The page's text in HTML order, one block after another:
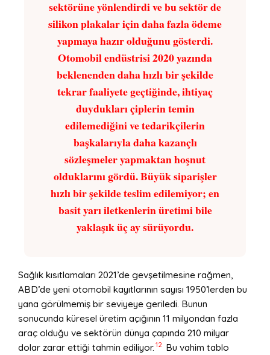
sektörüne yönlendirdi ve bu sektör de
silikon plakalar için daha fazla ödeme
yapmaya hazır olduğunu gösterdi.
Otomobil endüstrisi 2020 yazında
beklenenden daha hızlı bir şekilde
tekrar faaliyete geçtiğinde, ihtiyaç
duydukları çiplerin temin
edilemediğini ve tedarikçilerin
başkalarıyla daha kazançlı
sözleşmeler yapmaktan hoşnut
olduklarını gördü. Büyük siparişler
hızlı bir şekilde teslim edilemiyor; en
basit yarı iletkenlerin üretimi bile
yaklaşık üç ay sürüyordu.
Sağlık kısıtlamaları 2021’de gevşetilmesine rağmen,
ABD’de yeni otomobil kayıtlarının sayısı 1950’lerden bu
yana görülmemiş bir seviyeye geriledi. Bunun
sonucunda küresel üretim açığının 11 milyondan fazla
araç olduğu ve sektörün dünya çapında 210 milyar
dolar zarar ettiği tahmin ediliyor. 12 Bu vahim tablo